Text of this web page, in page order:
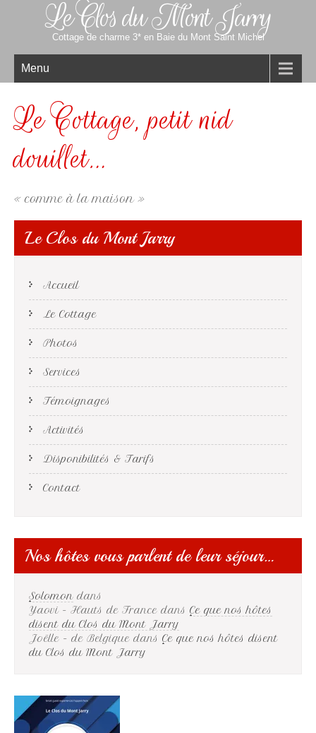
Le Clos du Mont Jarry
Cottage de charme 3* en Baie du Mont Saint Michel
Menu
Le Cottage, petit nid
douillet…
« comme à la maison »
Le Clos du Mont Jarry
Accueil
Le Cottage
Photos
Services
Témoignages
Activités
Disponibilités & Tarifs
Contact
Nos hôtes vous parlent de leur séjour…
Solomon dans
Yaovi - Hauts de France dans Ce que nos hôtes
disent du Clos du Mont Jarry
Joëlle - de Belgique dans Ce que nos hôtes disent
du Clos du Mont Jarry